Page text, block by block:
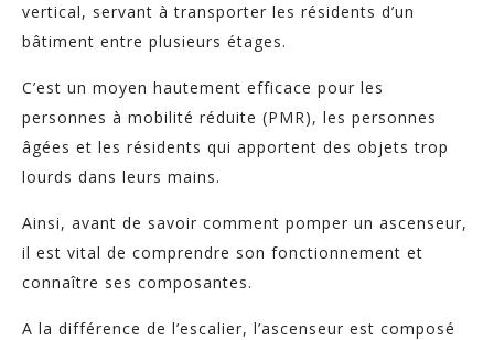
vertical, servant à transporter les résidents d’un
bâtiment entre plusieurs étages.
C’est un moyen hautement efficace pour les
personnes à mobilité réduite (PMR), les personnes
âgées et les résidents qui apportent des objets trop
lourds dans leurs mains.
Ainsi, avant de savoir comment pomper un ascenseur,
il est vital de comprendre son fonctionnement et
connaître ses composantes.
A la différence de l’escalier, l’ascenseur est composé